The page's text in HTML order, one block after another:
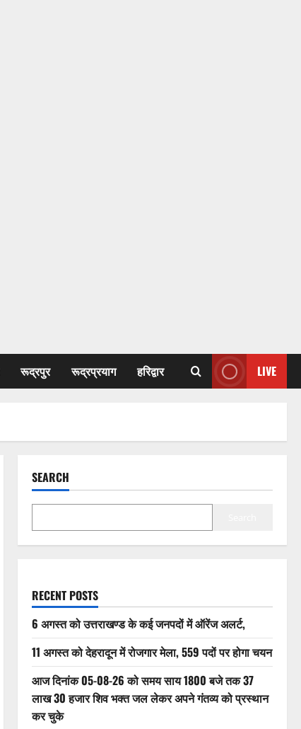
रूद्रपुर रूद्रप्रयाग हरिद्वार LIVE
SEARCH
RECENT POSTS
6 अगस्त को उत्तराखण्ड के कई जनपदों में ऑरेंज अलर्ट,
11 अगस्त को देहरादून में रोजगार मेला, 559 पदों पर होगा चयन
आज दिनांक 05-08-26 को समय साय 1800 बजे तक 37
लाख 30 हजार शिव भक्त जल लेकर अपने गंतव्य को प्रस्थान
कर चुके